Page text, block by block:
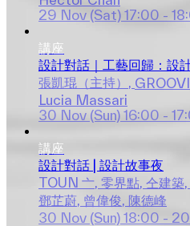
29 Nov (Sat) 17:00 -
講座
設計對話｜工藝回歸：設
張凱琨（主持）
Lucia Massari
30 Nov (Sun) 16:00 -
講座
設計對話 | 設計故事夜
TOUN 亠 零界點 仝建築
鄧芷蔚 曾偉俊 陳德峰
30 Nov (Sun) 18:00 -